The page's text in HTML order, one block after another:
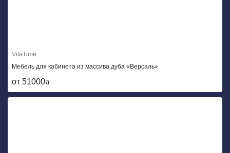
VitaTime
Мебель для кабинета из массива дуба «Версаль»
от 51000